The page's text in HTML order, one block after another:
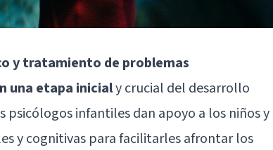
y tratamiento de problemas
una etapa inicialy crucial del desarrollo
infantiles dan apoyo a los niños y
y cognitivas para facilitarles afrontar los